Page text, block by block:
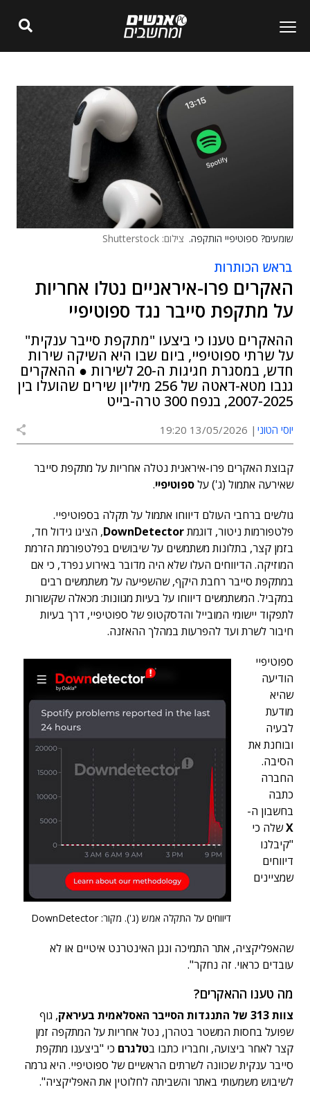
שומעים? ספוטיפיי הותקפה. צילום: Shutterstock
בראש הכותרות
האקרים פרו-איראניים נטלו אחריות
על מתקפת סייבר נגד ספוטיפיי
ההאקרים טענו כי ביצעו "מתקפת סייבר ענקית"
על שרתי ספוטיפיי, ביום שבו היא השיקה שירות
חדש, במסגרת חגיגות ה-20 לשירות ● ההאקרים
גנבו מטא-דאטה של 256 מיליון שירים שהועלו בין
2007-2025, בנפח 300 טרה-בייט
יוסי הטוני 13/05/2026 19:20
קבוצת האקרים פרו-איראנית נטלה אחריות על מתקפת סייבר
שאירעה אתמול (ג') עלספוטיפיי.
גולשים ברחבי העולם דיווחו אתמול על תקלה בספוטיפיי.
פלטפורמות ניטור, דוגמתDownDetector, הציגו גידול חד,
בזמן קצר, בתלונות משתמשים על שיבושים בפלטפורמת הזרמת
המוזיקה. הדיווחים העלו שלא היה מדובר באירוע נפרד, כי אם
במתקפת סייבר רחבת היקף, שהשפיעה על משתמשים רבים
במקביל. המשתמשים דיווחו על בעיות מגוונות: מכאלה שקשורות
לתפקוד יישומי המובייל והדסקטופ של ספוטיפיי, דרך בעיות
חיבור לשרת ועד להפרעות במהלך ההאזנה.
דיווחים על התקלה אמש (ג'). מקור: DownDetector
ספוטיפיי
הודיעה
שהיא
מודעת
לבעיה
ובוחנת את
הסיבה.
החברה
כתבה
בחשבון ה-
Xשלה כי
"קיבלנו
דיווחים
שמציינים
שהאפליקציה, אתר התמיכה ונגן האינטרנט איטיים או לא
עובדים כראוי. זה נחקר".
מה טענו ההאקרים?
צוות 313 של התנגדות הסייבר האסלאמית בעיראק
, גוף
שפועל בחסות המשטר בטהרן, נטל אחריות על המתקפה זמן
קצר לאחר ביצועה, וחבריו כתבו בטלגרם כי "ביצענו מתקפת
סייבר ענקית שכוונה לשרתים הראשיים של ספוטיפיי. היא גרמה
לשיבוש משמעותי באתר והשביתה לחלוטין את האפליקציה".